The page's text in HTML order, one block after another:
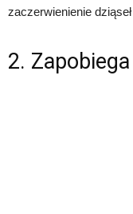
zaczerwienienie
2.